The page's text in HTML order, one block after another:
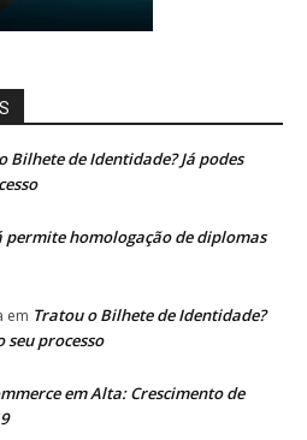
Bilhete de Identidade? Já podes
permite homologação de diplomas
em Tratou o Bilhete de Identidade?
seu processo
em Alta: Crescimento de